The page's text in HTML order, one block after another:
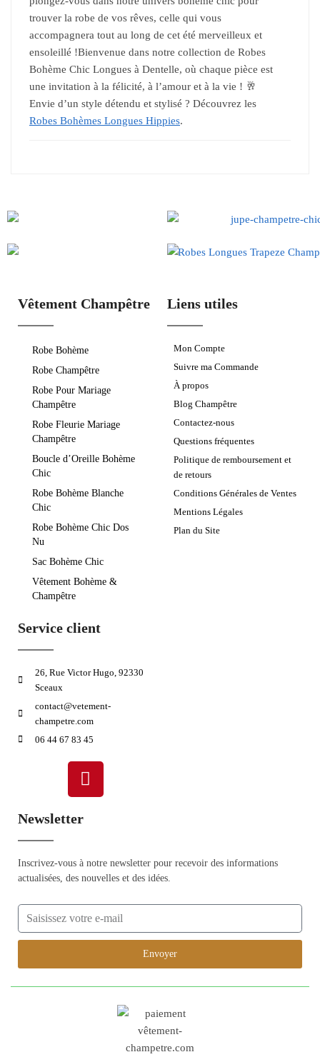
trouver la robe de vos rêves, celle qui vous
accompagnera tout au long de cet été merveilleux et
ensoleillé !Bienvenue dans notre collection de Robes
Bohème Chic Longues à Dentelle, où chaque pièce est
une invitation à la félicité, à l’amour et à la vie ! 🥂
Envie d’un style détendu et stylisé ? Découvrez les
Robes Bohèmes Longues Hippies.
Vêtement Champêtre
Robe Bohème
Robe Champêtre
Robe Pour Mariage
Champêtre
Robe Fleurie Mariage
Champêtre
Boucle d’Oreille Bohème
Chic
Robe Bohème Blanche
Chic
Robe Bohème Chic Dos
Nu
Sac Bohème Chic
Vêtement Bohème &
Champêtre
Liens utiles
Mon Compte
Suivre ma Commande
À propos
Blog Champêtre
Contactez-nous
Questions fréquentes
Politique de remboursement et
de retours
Conditions Générales de Ventes
Mentions Légales
Plan du Site
Service client
26, Rue Victor Hugo, 92330
Sceaux
contact@vetement-
champetre.com
06 44 67 83 45
Newsletter
Inscrivez-vous à notre newsletter pour recevoir des informations
actualisées, des nouvelles et des idées.
Envoyer